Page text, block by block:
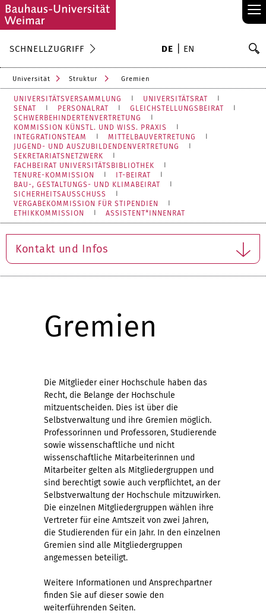
≡
SCHNELLZUGRIFF DE EN
Universität Struktur Gremien
UNIVERSITÄTSVERSAMMLUNG
UNIVERSITÄTSRAT
SENAT
PERSONALRAT
GLEICHSTELLUNGSBEIRAT
SCHWERBEHINDERTENVERTRETUNG
KOMMISSION KÜNSTL. UND WISS. PRAXIS
INTEGRATIONSTEAM
MITTELBAUVERTRETUNG
JUGEND- UND AUSZUBILDENDENVERTRETUNG
SEKRETARIATSNETZWERK
FACHBEIRAT UNIVERSITÄTSBIBLIOTHEK
TENURE-KOMMISSION
IT-BEIRAT
BAU-, GESTALTUNGS- UND KLIMABEIRAT
SICHERHEITSAUSSCHUSS
VERGABEKOMMISSION FÜR STIPENDIEN
ETHIKKOMMISSION
ASSISTENT*INNENRAT
Kontakt und Infos
Gremien
Die Mitglieder einer Hochschule haben das
Recht, die Belange der Hochschule
mitzuentscheiden. Dies ist über die
Selbstverwaltung und ihre Gremien möglich.
Professorinnen und Professoren, Studierende
sowie wissenschaftliche und nicht
wissenschaftliche Mitarbeiterinnen und
Mitarbeiter gelten als Mitgliedergruppen und
sind berechtigt sowie auch verpflichtet, an der
Selbstverwaltung der Hochschule mitzuwirken.
Die einzelnen Mitgliedergruppen wählen ihre
Vertreter für eine Amtszeit von zwei Jahren,
die Studierenden für ein Jahr. In den einzelnen
Gremien sind alle Mitgliedergruppen
angemessen beteiligt.
Weitere Informationen und Ansprechpartner
finden Sie auf dieser sowie den
weiterführenden Seiten.